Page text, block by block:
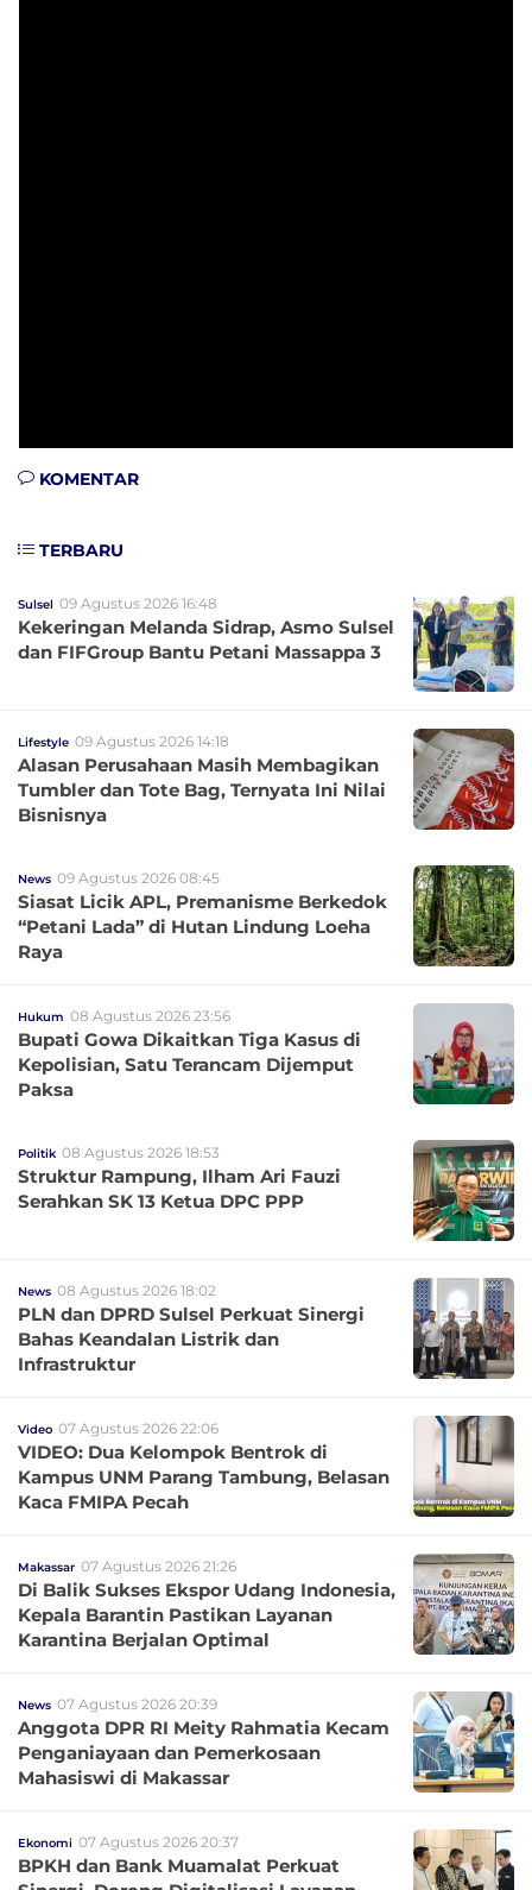
KOMENTAR
TERBARU
Sulsel 09 Agustus 2026 16:48
Kekeringan Melanda Sidrap, Asmo Sulsel
dan FIFGroup Bantu Petani Massappa 3
Lifestyle 09 Agustus 2026 14:18
Alasan Perusahaan Masih Membagikan
Tumbler dan Tote Bag, Ternyata Ini Nilai
Bisnisnya
News 09 Agustus 2026 08:45
Siasat Licik APL, Premanisme Berkedok
“Petani Lada” di Hutan Lindung Loeha
Raya
Hukum 08 Agustus 2026 23:56
Bupati Gowa Dikaitkan Tiga Kasus di
Kepolisian, Satu Terancam Dijemput
Paksa
Politik 08 Agustus 2026 18:53
Struktur Rampung, Ilham Ari Fauzi
Serahkan SK 13 Ketua DPC PPP
News 08 Agustus 2026 18:02
PLN dan DPRD Sulsel Perkuat Sinergi
Bahas Keandalan Listrik dan
Infrastruktur
Video 07 Agustus 2026 22:06
VIDEO: Dua Kelompok Bentrok di
Kampus UNM Parang Tambung, Belasan
Kaca FMIPA Pecah
Makassar 07 Agustus 2026 21:26
Di Balik Sukses Ekspor Udang Indonesia,
Kepala Barantin Pastikan Layanan
Karantina Berjalan Optimal
News 07 Agustus 2026 20:39
Anggota DPR RI Meity Rahmatia Kecam
Penganiayaan dan Pemerkosaan
Mahasiswi di Makassar
Ekonomi 07 Agustus 2026 20:37
BPKH dan Bank Muamalat Perkuat